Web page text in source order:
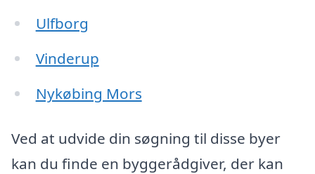
Ulfborg
Vinderup
Nykøbing Mors
Ved at udvide din søgning til disse byer
kan du finde en byggerådgiver, der kan